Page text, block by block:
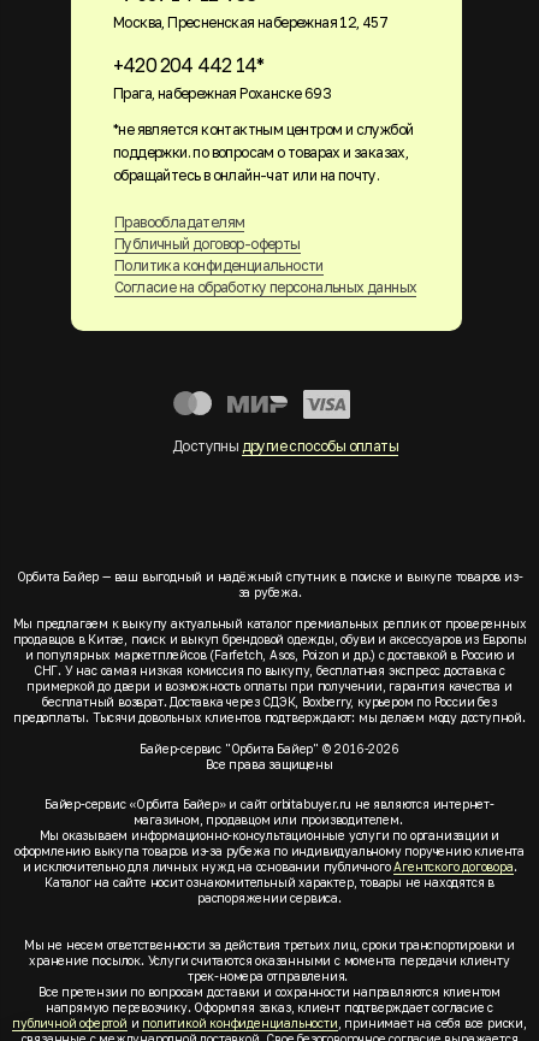
Москва, Пресненская набережная 12, 457
+420 204 442 14*
Прага, набережная Роханске 693
Правообладателям
Публичный договор-оферты
Политика конфиденциальности
Согласие на обработку персональных данных
Доступны другие способы оплаты
*не является контактным центром и службой
поддержки. по вопросам о товарах и заказах,
обращайтесь в онлайн-чат или на почту.
Орбита Байер — ваш выгодный и надёжный спутник в поиске и выкупе товаров из-
за рубежа.
Мы предлагаем к выкупу актуальный каталог премиальных реплик от проверенных
продавцов в Китае, поиск и выкуп брендовой одежды, обуви и аксессуаров из Европы
и популярных маркетплейсов (Farfetch, Asos, Poizon и др.) с доставкой в Россию и
СНГ. У нас самая низкая комиссия по выкупу, бесплатная экспресс доставка с
примеркой до двери и возможность оплаты при получении, гарантия качества и
бесплатный возврат. Доставка через СДЭК, Boxberry, курьером по России без
предоплаты. Тысячи довольных клиентов подтверждают: мы делаем моду доступной.
Байер-сервис "Орбита Байер" © 2016-2026
Все права защищены
Байер-сервис «Орбита Байер» и сайт orbitabuyer.ru не являются интернет-
магазином, продавцом или производителем.
Мы оказываем информационно-консультационные услуги по организации и
оформлению выкупа товаров из-за рубежа по индивидуальному поручению клиента
и исключительно для личных нужд на основании публичногоАгентского договора.
Каталог на сайте носит ознакомительный характер, товары не находятся в
распоряжении сервиса.
Мы не несем ответственности за действия третьих лиц, сроки транспортировки и
хранение посылок. Услуги считаются оказанными с момента передачи клиенту
трек-номера отправления.
Все претензии по вопросам доставки и сохранности направляются клиентом
напрямую перевозчику. Оформляя заказ, клиент подтверждает согласие с
публичной офертой и политикой конфиденциальности , принимает на себя все риски,